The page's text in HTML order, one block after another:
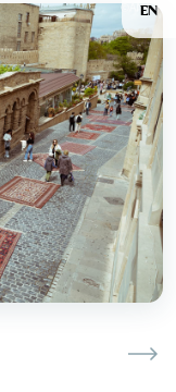
EN
BAŞLANĞIC
ANA SƏHİFƏ
MİSSİYA
FORUM